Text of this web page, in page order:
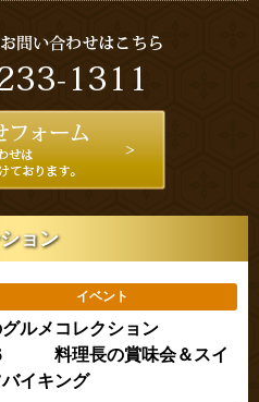
ョン
イベント
ルメコレクション
料理長の賞味会＆スイ
イキング